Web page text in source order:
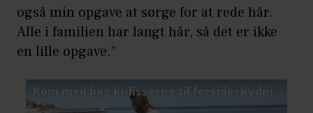
også min opgave at sørge for at rede hår.
Alle i familien har langt hår, så det er ikke
en lille opgave.”